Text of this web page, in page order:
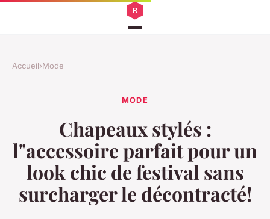
Accueil›Mode
MODE
Chapeaux stylés :
l"accessoire parfait pour un
look chic de festival sans
surcharger le décontracté!